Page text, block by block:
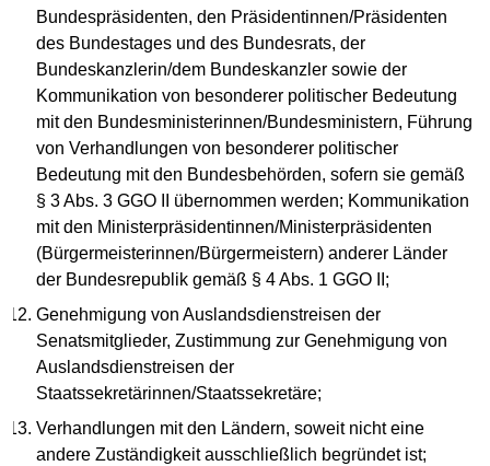
Bundespräsidenten, den Präsidentinnen/Präsidenten
des Bundestages und des Bundesrats, der
Bundeskanzlerin/dem Bundeskanzler sowie der
Kommunikation von besonderer politischer Bedeutung
mit den Bundesministerinnen/Bundesministern, Führung
von Verhandlungen von besonderer politischer
Bedeutung mit den Bundesbehörden, sofern sie gemäß
§ 3 Abs. 3 GGO II übernommen werden; Kommunikation
mit den Ministerpräsidentinnen/Ministerpräsidenten
(Bürgermeisterinnen/Bürgermeistern) anderer Länder
der Bundesrepublik gemäß § 4 Abs. 1 GGO II;
Genehmigung von Auslandsdienstreisen der
Senatsmitglieder, Zustimmung zur Genehmigung von
Auslandsdienstreisen der
Staatssekretärinnen/Staatssekretäre;
Verhandlungen mit den Ländern, soweit nicht eine
andere Zuständigkeit ausschließlich begründet ist;